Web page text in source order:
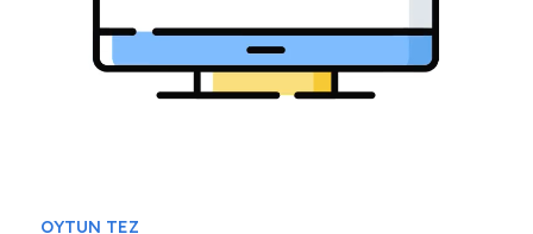
OYTUN TEZ